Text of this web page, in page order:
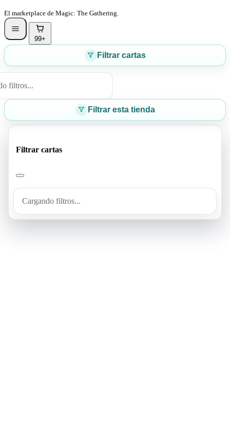
El marketplace de Magic: The Gathering.
99+
Filtrar cartas
filtros...
Filtrar esta tienda
Filtrar cartas
Cargando filtros...